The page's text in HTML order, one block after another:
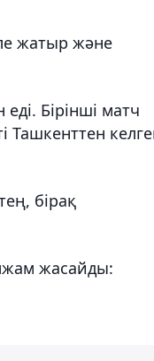
жатыр және
Бірінші матч
Ташкенттен
бірақ
жасайды: